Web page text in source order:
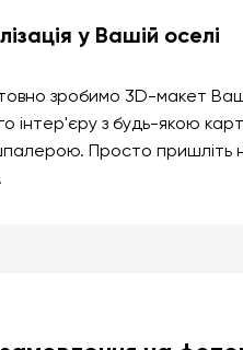
у Вашій оселі
зробимо 3D-макет
інтер'єру з будь-якою
Просто пришліть